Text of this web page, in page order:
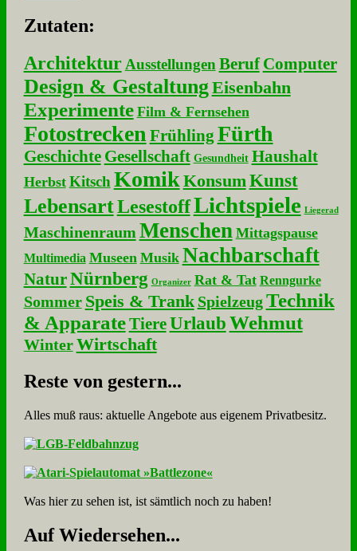
Zu­ta­ten:
Architektur Ausstellungen Beruf Computer
Design & GestaltungEisenbahn
Experimente Film & Fernsehen
Fotostrecken Frühling Fürth
Geschichte Gesellschaft Gesundheit Haushalt
Herbst Kitsch Komik KonsumKunst
LebensartLesestoffLichtspiele Liegerad
Maschinenraum Menschen Mittagspause
Multimedia Museen Musik Nachbarschaft
NaturNürnberg Organizer Rat & Tat Renngurke
Sommer Speis & Trank Spielzeug Technik
& Apparate Tiere UrlaubWehmut
Winter Wirtschaft
Re­ste von ge­stern...
Alles muß raus: aktuelle An­ge­bo­te aus eigenem Privatbesitz.
Was hier zu sehen ist, ist sämt­lich noch zu haben!
Auf Wie­der­se­hen...